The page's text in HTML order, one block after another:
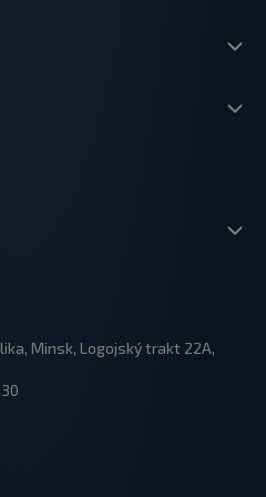
Minsk, Logojský trakt 22A,